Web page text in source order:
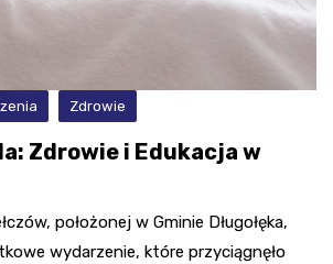
Zdrowie
Zdrowie i Edukacja w
położonej w Gminie Długołęka,
wydarzenie, które przyciągnęło